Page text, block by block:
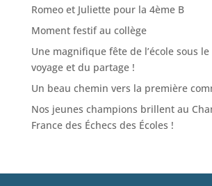
Romeo et Juliette pour la 4ème B
Moment festif au collège
Une magnifique fête de l’école sous
voyage et du partage !
Un beau chemin vers la première
Nos jeunes champions brillent au
France des Échecs des Écoles !